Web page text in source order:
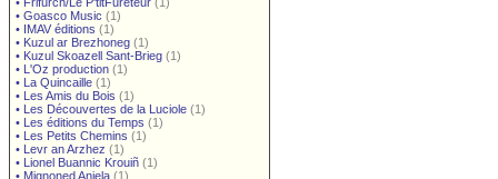
• Goasco Music (1)
• IMAV éditions (1)
• Kuzul ar Brezhoneg (1)
• Kuzul Skoazell Sant-Brieg (1)
• L'Oz production (1)
• La Quincaille (1)
• Les Amis du Bois (1)
• Les Découvertes de la Luciole (1)
• Les éditions du Temps (1)
• Les Petits Chemins (1)
• Levr an Arzhez (1)
• Lionel Buannic Krouiñ (1)
• Mignoned Anjela (1)